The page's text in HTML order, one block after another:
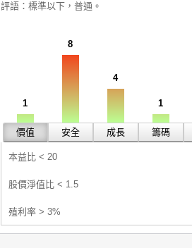
評語： 標準以下，普通。
1
價值
8
安全
4
成長
1
籌碼
本益比 < 20
股價淨值比 < 1.5
殖利率 > 3%